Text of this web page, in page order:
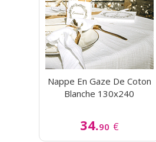
Nappe En Gaze De Coton
Blanche 130x240
34.90 €